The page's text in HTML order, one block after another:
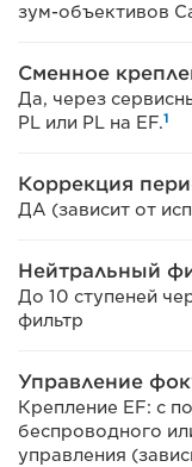
зум-объективов
Сменное
Да, через
PL или PL на EF.1
Коррекция
ДА (зависит от
Нейтральный
До 10 ступеней
фильтр
Управление
Крепление EF: с
беспроводного
управления